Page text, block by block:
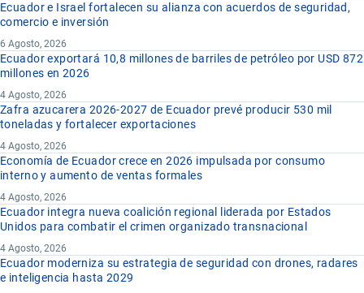
Ecuador e Israel fortalecen su alianza con acuerdos de seguridad,
comercio e inversión
6 Agosto, 2026
Ecuador exportará 10,8 millones de barriles de petróleo por USD 872
millones en 2026
4 Agosto, 2026
Zafra azucarera 2026-2027 de Ecuador prevé producir 530 mil
toneladas y fortalecer exportaciones
4 Agosto, 2026
Economía de Ecuador crece en 2026 impulsada por consumo
interno y aumento de ventas formales
4 Agosto, 2026
Ecuador integra nueva coalición regional liderada por Estados
Unidos para combatir el crimen organizado transnacional
4 Agosto, 2026
Ecuador moderniza su estrategia de seguridad con drones, radares
e inteligencia hasta 2029